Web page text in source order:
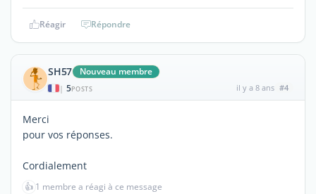
Réagir Répondre
SH57 Nouveau membre
| 5POSTS il y a 8 ans #4
Merci
pour vos réponses.
Cordialement
👍 1 membre a réagi à ce message